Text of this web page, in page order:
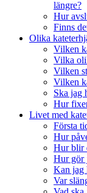
längre?
Hur
Finns
Olika
Vilken
Vilka
Vilken
Vilken
Ska jag
Hur
Livet med
Första
Hur
Hur blir
Hur gör
Kan jag
Var